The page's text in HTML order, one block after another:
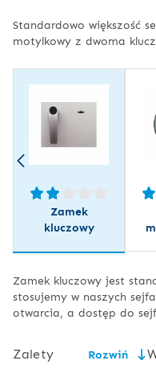
Standardowo większość
motylkowy z dwoma
Zamek
kluczowy
Zamek kluczowy jest
stosujemy w naszych
otwarcia, a dostęp do
Zalety Rozwiń